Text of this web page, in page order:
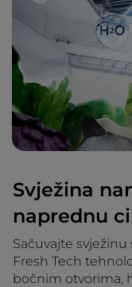
Svježina
naprednu
Sačuvajte
Fresh Tech
bočnim otvorima,